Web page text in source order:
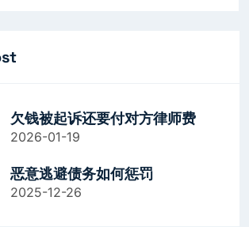
欠钱被起诉还要付对方律师费
2026-01-19
恶意逃避债务如何惩罚
2025-12-26